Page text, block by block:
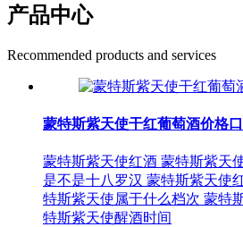
产品中心
Recommended products and services
蒙特斯紫天使干红葡萄酒价格
蒙特斯紫天使红酒 蒙特斯紫天
是不是十八罗汉 蒙特斯紫天使
特斯紫天使属于什么档次 蒙特
特斯紫天使醒酒时间